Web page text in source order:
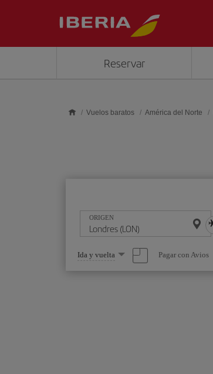
Reservar
Vuelos baratos América del Norte
ORIGEN
Seleccione
una
opción
Ida y vuelta Pagar con Avios